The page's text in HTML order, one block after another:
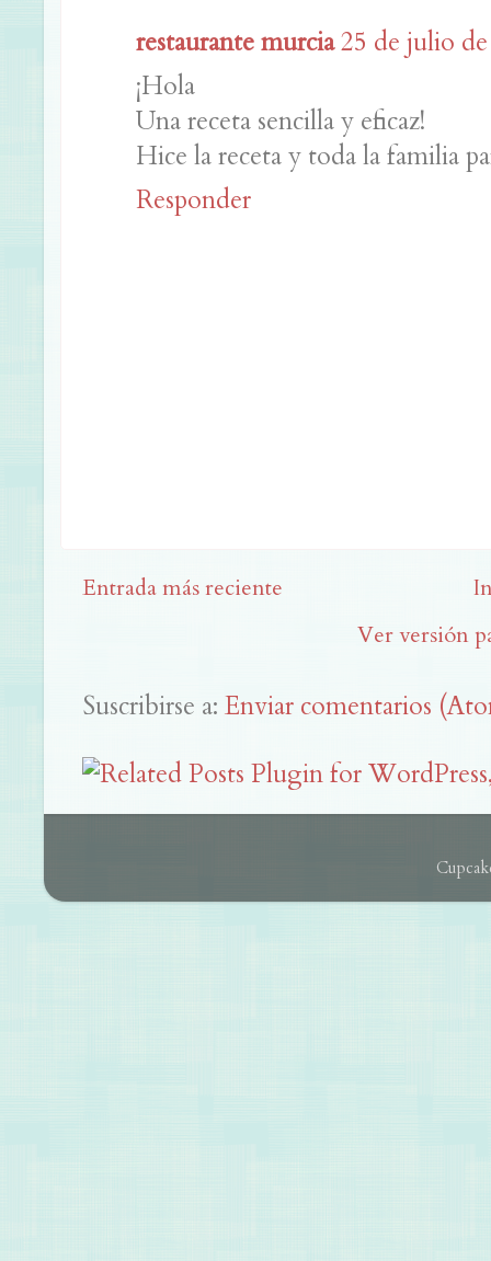
restaurante murcia25 de julio de
¡Hola
Una receta sencilla y eficaz!
Hice la receta y toda la familia
Responder
Entrada más reciente
Ver versión
Suscribirse a: Enviar comentarios